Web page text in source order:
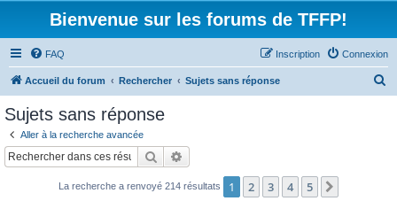
Bienvenue sur les forums de TFFP!
FAQ Connexion
Inscription
Accueil du forum Rechercher Sujets sans réponse
Sujets sans réponse
Aller à la recherche avancée
Rechercher
La recherche a renvoyé 214 résultats 1 2 3 4 5